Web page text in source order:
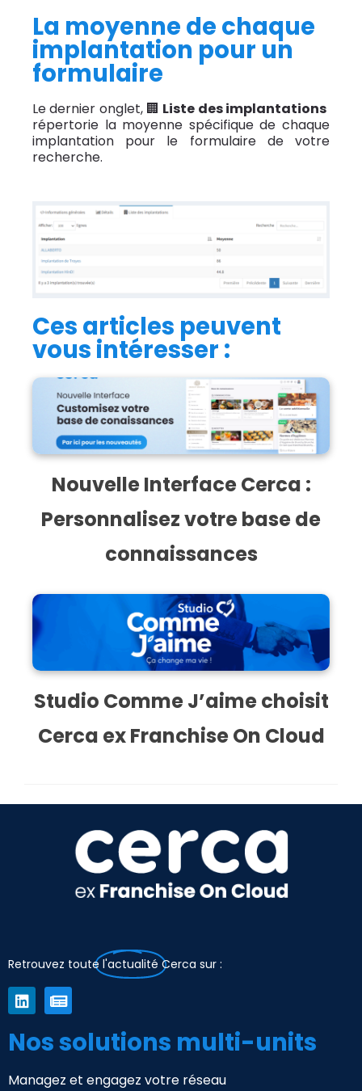
La moyenne de chaque
implantation pour un
formulaire
Le dernier onglet, 🏢 Liste des implantations
répertorie la moyenne spécifique de chaque
implantation pour le formulaire de votre
recherche.
Ces articles peuvent
vous intéresser :
Nouvelle Interface Cerca :
Personnalisez votre base de
connaissances
Studio Comme J’aime choisit
Cerca ex Franchise On Cloud
Retrouvez toute l'actualité Cerca sur :
Nos solutions multi-units
Managez et engagez votre réseau